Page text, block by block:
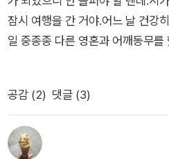
왔다나는 유서를 밤의 공원에벤치
두런 말소리가 들렸다내가 어딘가
시 돌아오지 않는다는 이야기였다
는 유서를 어디 묻었는지 잊어버
잊었다새의 이름을 잊듯이보드카
나무에게눈의 시신에게실패한 사
아침에 내리는 비는 미래의 사랑미
잠시 여행을 간 거야.어느 날 건강
일 중종종 다른 영혼과 어깨동무를
거야아무것도 슬프지 않을 거야 -
가장 슬펐을 때가검고 탁하다고 해
공감 (2) 댓글 (3)